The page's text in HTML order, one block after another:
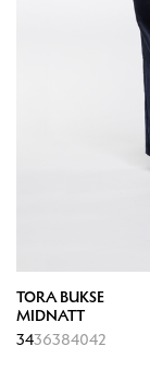
TORA BUKSE
MIDNATT
3436384042